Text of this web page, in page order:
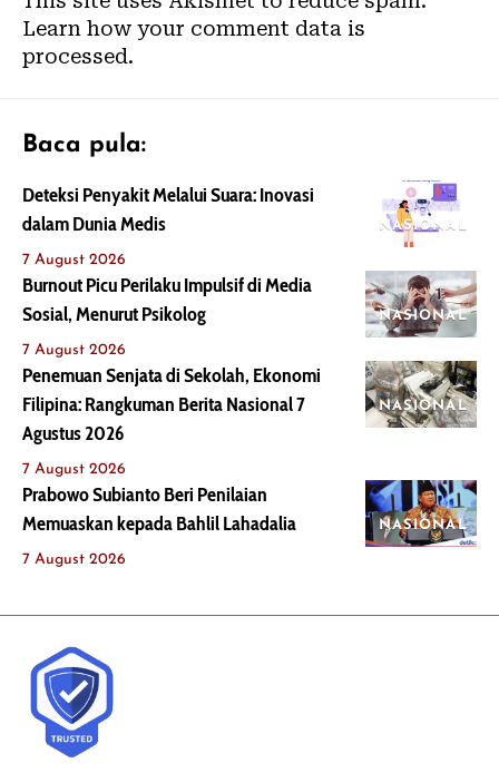
Learn how your comment data is
processed.
Baca pula:
NASIONAL
Deteksi Penyakit Melalui Suara: Inovasi
dalam Dunia Medis
7 August 2026
NASIONAL
Burnout Picu Perilaku Impulsif di Media
Sosial, Menurut Psikolog
7 August 2026
NASIONAL
Penemuan Senjata di Sekolah, Ekonomi
Filipina: Rangkuman Berita Nasional 7
Agustus 2026
7 August 2026
NASIONAL
Prabowo Subianto Beri Penilaian
Memuaskan kepada Bahlil Lahadalia
7 August 2026